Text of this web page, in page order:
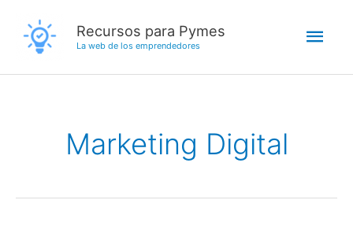
contenido
Recursos para Pymes
La web de los emprendedores
Marketing Digital